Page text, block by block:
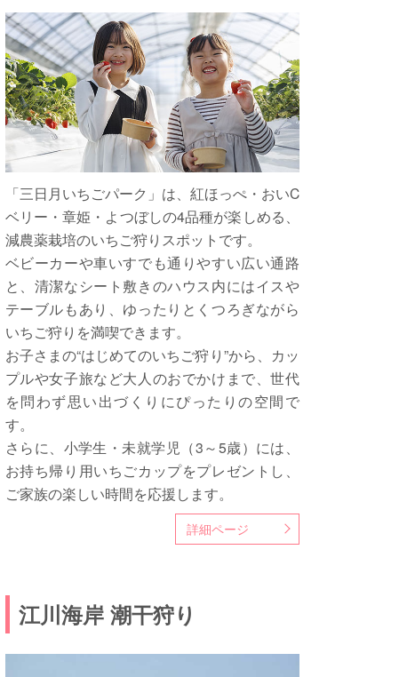
「三日月いちごパーク」は、紅ほっぺ・おいC
ベリー・章姫・よつぼしの4品種が楽しめる、
減農薬栽培のいちご狩りスポットです。
ベビーカーや車いすでも通りやすい広い通路
と、清潔なシート敷きのハウス内にはイスや
テーブルもあり、ゆったりとくつろぎながら
いちご狩りを満喫できます。
お子さまの“はじめてのいちご狩り”から、カッ
プルや女子旅など大人のおでかけまで、世代
を問わず思い出づくりにぴったりの空間で
す。
さらに、小学生・未就学児（3～5歳）には、
お持ち帰り用いちごカップをプレゼントし、
ご家族の楽しい時間を応援します。
詳細ページ
江川海岸 潮干狩り